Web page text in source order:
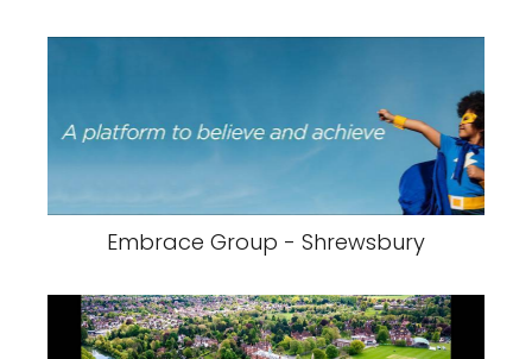
Embrace Group - Shrewsbury